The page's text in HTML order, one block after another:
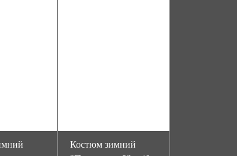
Костюм зимний